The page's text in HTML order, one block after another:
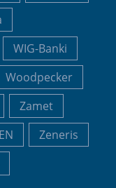
WIG-Banki
Woodpecker
Zamet
Zeneris